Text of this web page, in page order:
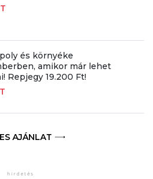
és környéke
amikor már lehet
Repjegy 19.200 Ft!
AJÁNLAT